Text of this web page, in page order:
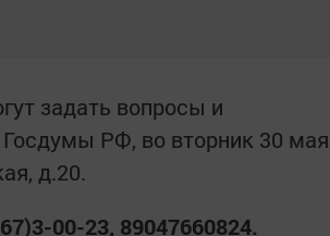
задать вопросы и
РФ, во вторник 30 мая
д.20.
00-23, 89047660824.